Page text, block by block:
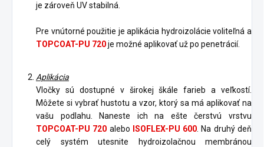
je zároveň UV stabilná.
Pre vnútorné použitie je aplikácia hydroizolácie voliteľná a
TOPCOAT-PU 720je možné aplikovať už po penetrácií.
Aplikácia
Vločky sú dostupné v širokej škále farieb a veľkostí.
Môžete si vybrať hustotu a vzor, ktorý sa má aplikovať na
vašu podlahu. Naneste ich na ešte čerstvú vrstvu
TOPCOAT-PU 720 alebo ISOFLEX-PU 600 . Na druhý deň
celý systém utesnite hydroizolačnou membránou